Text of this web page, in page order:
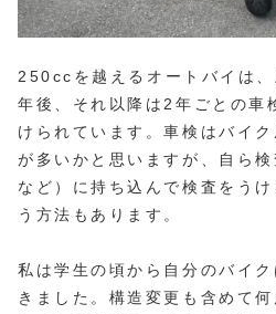
250ccを越えるオートバイは
年後、それ以降は2年ごとの車
けられています。車検はバイ
が多いかと思いますが、自ら
など）に持ち込んで検査をう
う方法もあります。
私は学生の頃から自分のバイ
きました。構造変更も含めて